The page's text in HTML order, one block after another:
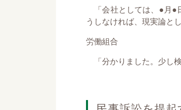
「会社としては、●月●
うしなければ、現実論と
労働組合
「分かりました。少し